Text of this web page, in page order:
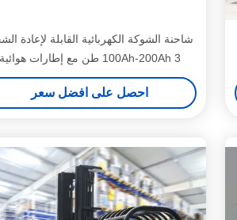
شاحنة الشوكة الكهربائية القابلة لإعادة
100Ah-200Ah 3 طن مع إطارات هوائية
احصل على افضل سعر